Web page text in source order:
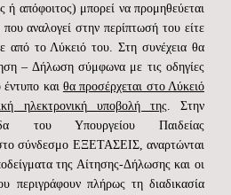
απόφοιτος) μπορεί να προμηθεύεται
αναλογεί στην περίπτωσή του είτε
από το Λύκειό του. Στη συνέχεια θα
– Δήλωση σύμφωνα με τις οδηγίες
και θα προσέρχεται στο Λύκειό
ηλεκτρονική υποβολή της . Στην
του Υπουργείου Παιδείας
σύνδεσμο ΕΞΕΤΑΣΕΙΣ, αναρτώνται
της Αίτησης-Δήλωσης και οι
περιγράφουν πλήρως τη διαδικασία